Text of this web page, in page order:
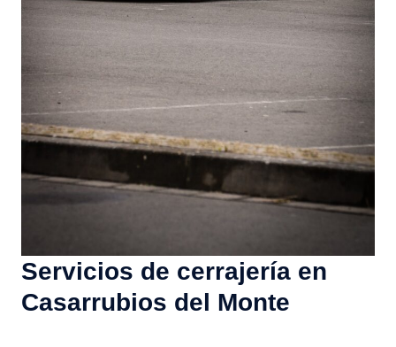
Servicios de cerrajería en
Casarrubios del Monte